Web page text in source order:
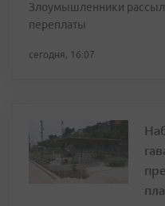
Злоумышленники
переплаты
сегодня, 16:07